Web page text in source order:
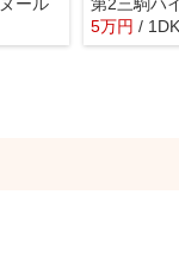
ール
第2三駒ハ
5万円 / 1DK